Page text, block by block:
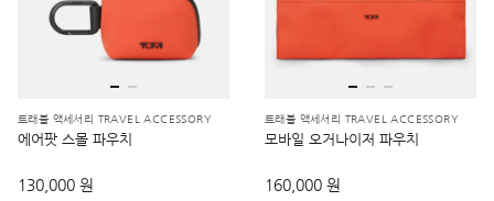
트래블 액세서리 TRAVEL ACCESSORY
에어팟 스몰 파우치
130,000 원
트래블 액세서리 TRAVEL ACCESSORY
모바일 오거나이저 파우치
160,000 원